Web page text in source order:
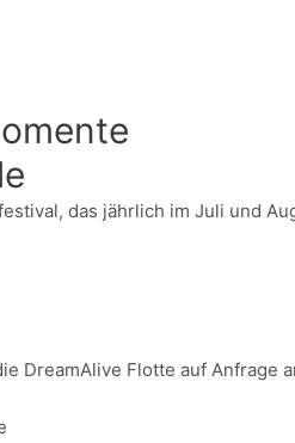
das jährlich im Juli und
DreamAlive Flotte auf